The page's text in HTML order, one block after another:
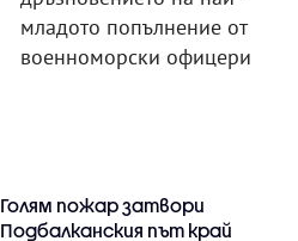
младото попълнение от
военноморски офицери
Голям пожар затвори
Подбалканския път край